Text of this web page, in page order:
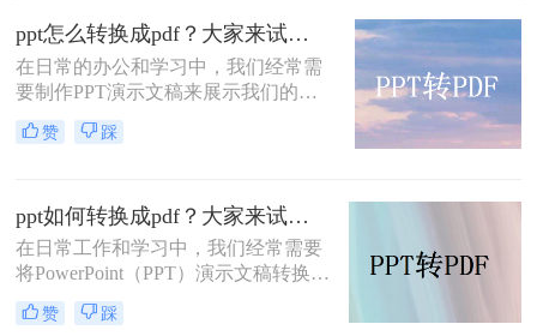
格式和广泛的兼容性，在文件共享和
打印中占据一席之地。因此，将PPT
文件转换成PDF文件的需求日益增
加。那么怎么快速将PPT文件转换成
pdf文件呢？本文将介绍几种快速将
PPT文件转换成PDF文件的方法。
ppt怎么转换成pdf？大家来试试这三种方法吧！
在日常的办公和学习中，我们经常需
要制作PPT演示文稿来展示我们的想
法、数据或报告。然而，在某些情况
下，我们可能希望将PPT文件转换为
介绍PPT怎么转换成PDF，并探讨一
些相关的注意事项。
赞 踩
ppt如何转换成pdf？大家来试试这三种方法吧！
在日常工作和学习中，我们经常需要
将PowerPoint（PPT）演示文稿转换为
PDF（Portable Document Format）文
件。PDF格式的文件具有跨平台兼容
赞 踩